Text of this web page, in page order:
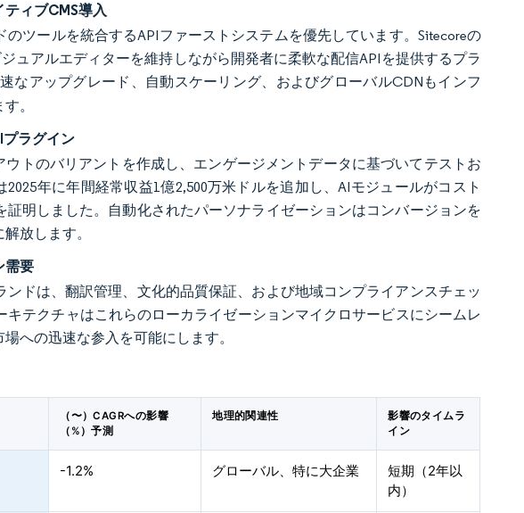
ィブCMS導入
ツールを統合するAPIファーストシステムを優先しています。Sitecoreの
ュアルエディターを維持しながら開発者に柔軟な配信APIを提供するプラ
なアップグレード、自動スケーリング、およびグローバルCDNもインフ
。
ラグイン
トのバリアントを作成し、エンゲージメントデータに基づいてテストお
年に年間経常収益1億2,500万米ドルを追加し、AIモジュールがコスト
明しました。自動化されたパーソナライゼーションはコンバージョンを
放します。
需要
ドは、翻訳管理、文化的品質保証、および地域コンプライアンスチェッ
テクチャはこれらのローカライゼーションマイクロサービスにシームレ
への迅速な参入を可能にします。
（〜）CAGRへの影響
（%）予測
地理的関連性
影響のタイムラ
イン
-1.2% グローバル、特に大企業
短期（2年以
内）